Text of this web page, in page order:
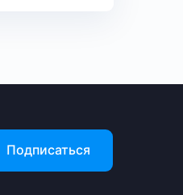
Подписаться